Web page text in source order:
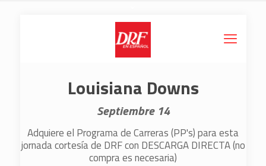
Louisiana Downs
Septiembre 14
Adquiere el Programa de Carreras (PP's) para esta
jornada cortesía de DRF con DESCARGA DIRECTA (no
compra es necesaria)